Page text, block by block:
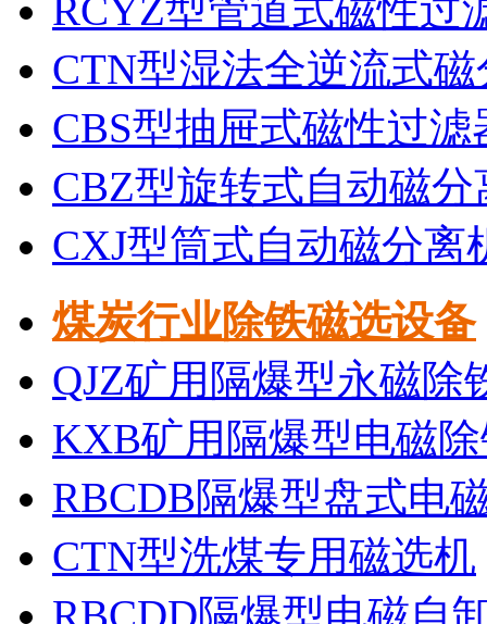
RCYZ型管道式磁性过
CTN型湿法全逆流式
CBS型抽屉式磁性过滤
CBZ型旋转式自动磁分
CXJ型筒式自动磁分离
煤炭行业除铁磁选设备
QJZ矿用隔爆型永磁除
KXB矿用隔爆型电磁
RBCDB隔爆型盘式电
CTN型洗煤专用磁选机
RBCDD隔爆型电磁自